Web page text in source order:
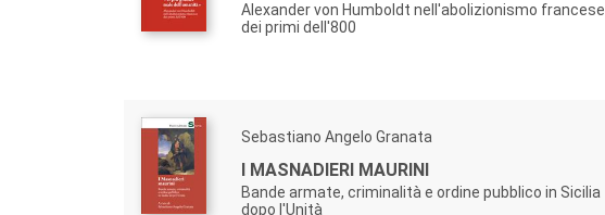
Alexander von Humboldt nell'abolizionismo francese
dei primi dell'800
Sebastiano Angelo Granata
I MASNADIERI MAURINI
Bande armate, criminalità e ordine pubblico in Sicilia
dopo l'Unità